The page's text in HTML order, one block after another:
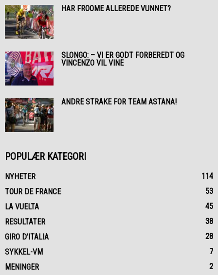
HAR FROOME ALLEREDE VUNNET?
SLONGO: – VI ER GODT FORBEREDT OG
VINCENZO VIL VINE
ANDRE STRAKE FOR TEAM ASTANA!
POPULÆR KATEGORI
NYHETER
114
TOUR DE FRANCE
53
LA VUELTA
45
RESULTATER
38
GIRO D’ITALIA
28
SYKKEL-VM
7
MENINGER
2